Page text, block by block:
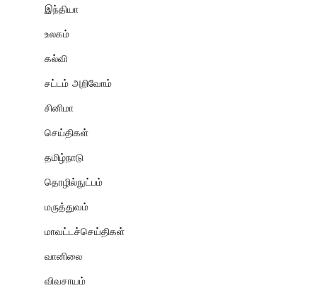
இந்தியா
உலகம்
கல்வி
சட்டம் அறிவோம்
சினிமா
செய்திகள்
தமிழ்நாடு
தொழில்நுட்பம்
மருத்துவம்
மாவட்டச்செய்திகள்
வானிலை
விவசாயம்